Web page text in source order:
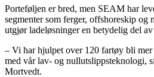
Porteføljen er bred, men SEAM har
segmenter som ferger, offshoreskip
utgjør ladeløsninger en betydelig del av
– Vi har hjulpet over 120 fartøy bli
med vår lav- og nullutslippsteknologi,
Mortvedt.